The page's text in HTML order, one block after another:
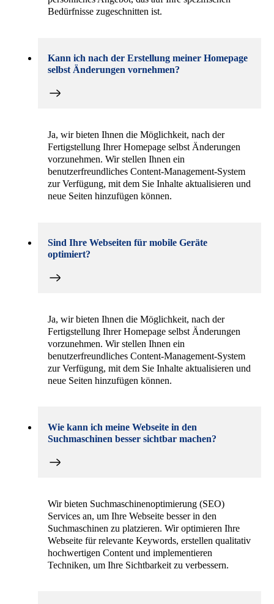
Bedürfnisse zugeschnitten ist.
Kann ich nach der Erstellung meiner Homepage
selbst Änderungen vornehmen?
Ja, wir bieten Ihnen die Möglichkeit, nach der
Fertigstellung Ihrer Homepage selbst Änderungen
vorzunehmen. Wir stellen Ihnen ein
benutzerfreundliches Content-Management-System
zur Verfügung, mit dem Sie Inhalte aktualisieren und
neue Seiten hinzufügen können.
Sind Ihre Webseiten für mobile Geräte
optimiert?
Ja, wir bieten Ihnen die Möglichkeit, nach der
Fertigstellung Ihrer Homepage selbst Änderungen
vorzunehmen. Wir stellen Ihnen ein
benutzerfreundliches Content-Management-System
zur Verfügung, mit dem Sie Inhalte aktualisieren und
neue Seiten hinzufügen können.
Wie kann ich meine Webseite in den
Suchmaschinen besser sichtbar machen?
Wir bieten Suchmaschinenoptimierung (SEO)
Services an, um Ihre Webseite besser in den
Suchmaschinen zu platzieren. Wir optimieren Ihre
Webseite für relevante Keywords, erstellen qualitativ
hochwertigen Content und implementieren
Techniken, um Ihre Sichtbarkeit zu verbessern.